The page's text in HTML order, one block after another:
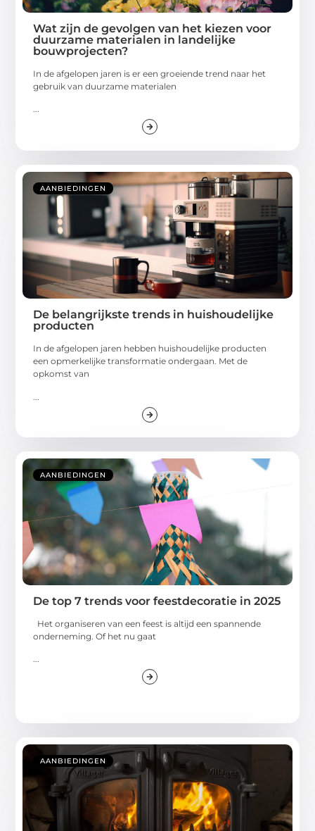
Wat zijn de gevolgen van het kiezen voor
duurzame materialen in landelijke
bouwprojecten?
In de afgelopen jaren is er een groeiende trend naar het
gebruik van duurzame materialen
...
AANBIEDINGEN
De belangrijkste trends in huishoudelijke
producten
In de afgelopen jaren hebben huishoudelijke producten
een opmerkelijke transformatie ondergaan. Met de
opkomst van
AANBIEDINGEN
De top 7 trends voor feestdecoratie in 2025
Het organiseren van een feest is altijd een spannende
onderneming. Of het nu gaat
AANBIEDINGEN